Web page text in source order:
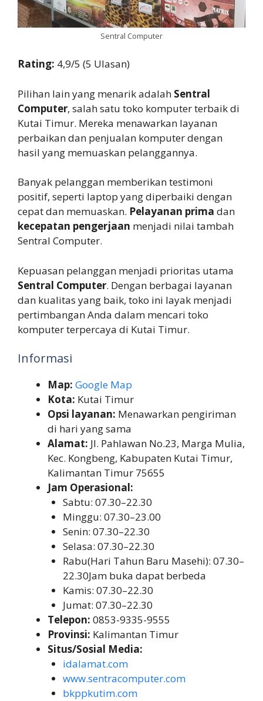
Sentral Computer
Rating: 4,9/5 (5 Ulasan)
Pilihan lain yang menarik adalah Sentral
Computer, salah satu toko komputer terbaik di
Kutai Timur. Mereka menawarkan layanan
perbaikan dan penjualan komputer dengan
hasil yang memuaskan pelanggannya.
Banyak pelanggan memberikan testimoni
positif, seperti laptop yang diperbaiki dengan
cepat dan memuaskan. Pelayanan prima dan
kecepatan pengerjaan menjadi nilai tambah
Sentral Computer.
Kepuasan pelanggan menjadi prioritas utama
Sentral Computer. Dengan berbagai layanan
dan kualitas yang baik, toko ini layak menjadi
pertimbangan Anda dalam mencari toko
komputer terpercaya di Kutai Timur.
Informasi
Map: Google Map
Kota: Kutai Timur
Opsi layanan: Menawarkan pengiriman
di hari yang sama
Alamat: Jl. Pahlawan No.23, Marga Mulia,
Kec. Kongbeng, Kabupaten Kutai Timur,
Kalimantan Timur 75655
Jam Operasional:
Sabtu: 07.30–22.30
Minggu: 07.30–23.00
Senin: 07.30–22.30
Selasa: 07.30–22.30
Rabu(Hari Tahun Baru Masehi): 07.30–
22.30Jam buka dapat berbeda
Kamis: 07.30–22.30
Jumat: 07.30–22.30
Telepon: 0853-9335-9555
Provinsi: Kalimantan Timur
Situs/Sosial Media:
idalamat.com
www.sentracomputer.com
bkppkutim.com